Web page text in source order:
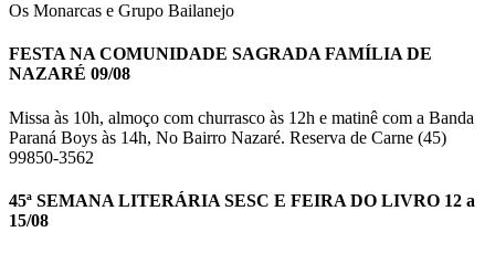
Os Monarcas e Grupo Bailanejo
FESTA NA COMUNIDADE SAGRADA FAMÍLIA DE
NAZARÉ 09/08
Missa às 10h, almoço com churrasco às 12h e matinê com a Banda
Paraná Boys às 14h, No Bairro Nazaré. Reserva de Carne (45)
99850-3562
45ª SEMANA LITERÁRIA SESC E FEIRA DO LIVRO 12 a
15/08